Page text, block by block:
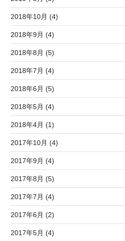
2018年10月 (4)
2018年9月 (4)
2018年8月 (5)
2018年7月 (4)
2018年6月 (5)
2018年5月 (4)
2018年4月 (1)
2017年10月 (4)
2017年9月 (4)
2017年8月 (5)
2017年7月 (4)
2017年6月 (2)
2017年5月 (4)